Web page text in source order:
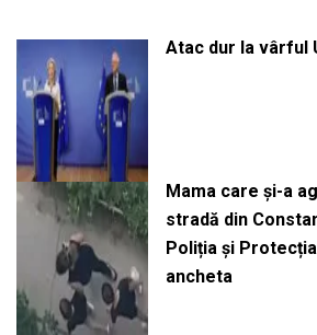
Atac dur la vârful
Mama care și-a
stradă din
Poliția și
ancheta